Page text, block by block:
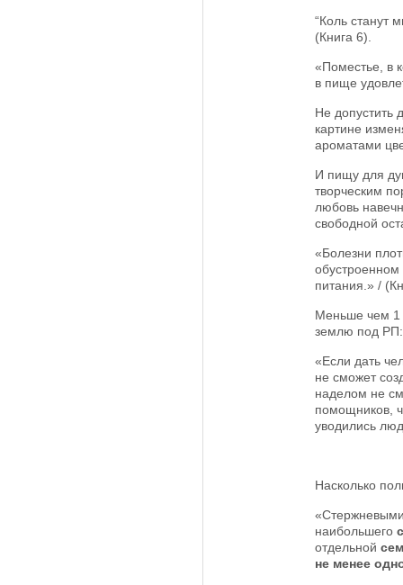
“Коль станут
(Книга 6).
«Поместье, в
в пище
Не допустить
картине
ароматами
И пищу для
творческим
любовь
свободной
«Болезни
обустроенном
питания.» /
Меньше чем 1
землю под РП:
«Если дать
не сможет
наделом не
помощников,
уводились
Насколько
наибольшего
отдельной
не менее